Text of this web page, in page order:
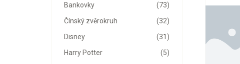
(73)
Bankovky
(32)
Čínský zvěrokruh
(31)
Disney
(5)
Harry Potter